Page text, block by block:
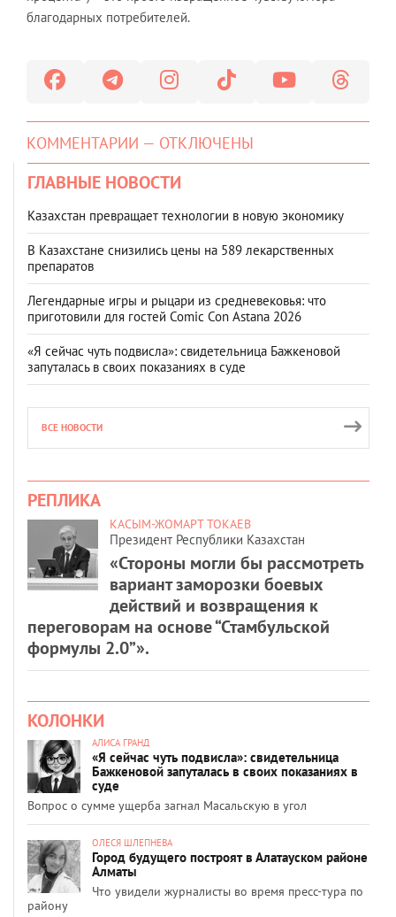
благодарных потребителей.
КОММЕНТАРИИ — ОТКЛЮЧЕНЫ
ГЛАВНЫЕ НОВОСТИ
Казахстан превращает технологии в новую экономику
В Казахстане снизились цены на 589 лекарственных
препаратов
Легендарные игры и рыцари из средневековья: что
приготовили для гостей Comic Con Astana 2026
«Я сейчас чуть подвисла»: свидетельница Бажкеновой
запуталась в своих показаниях в суде
ВСЕ НОВОСТИ
РЕПЛИКА
КАСЫМ-ЖОМАРТ ТОКАЕВ
Президент Республики Казахстан
«Стороны могли бы рассмотреть
вариант заморозки боевых
действий и возвращения к
переговорам на основе “Стамбульской
формулы 2.0”».
КОЛОНКИ
АЛИСА ГРАНД
«Я сейчас чуть подвисла»: свидетельница
Бажкеновой запуталась в своих показаниях в
суде
Вопрос о сумме ущерба загнал Масальскую в угол
ОЛЕСЯ ШЛЕПНЕВА
Город будущего построят в Алатауском районе
Алматы
Что увидели журналисты во время пресс-тура по
району